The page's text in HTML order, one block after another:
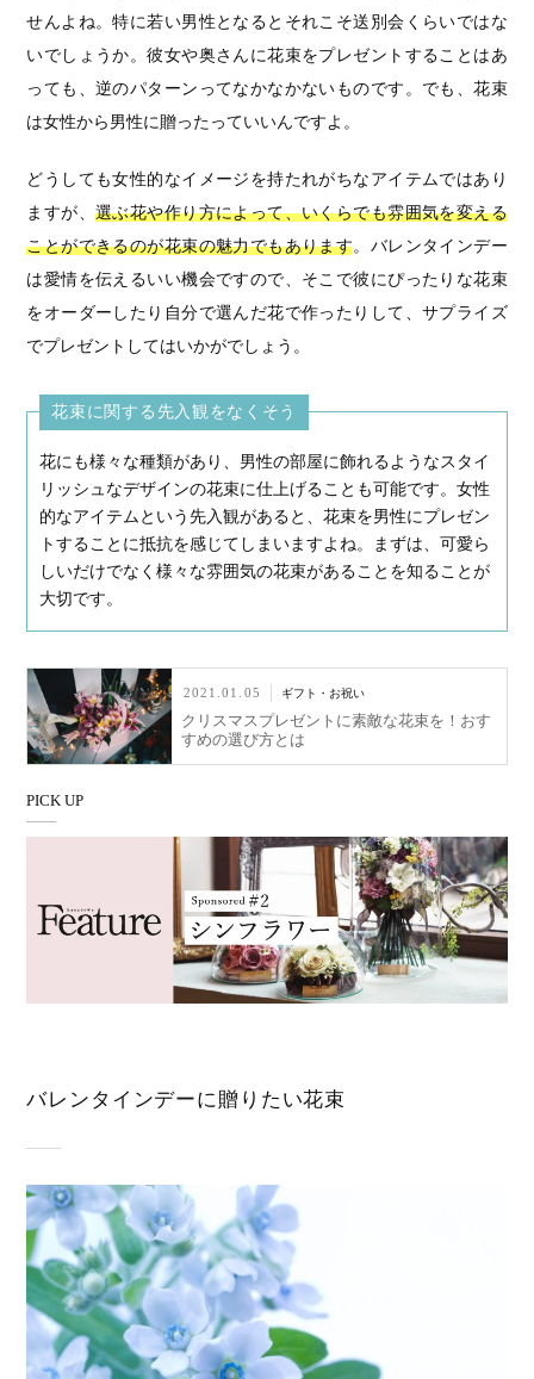
せんよね。特に若い男性となるとそれこそ送別会くらいではな
いでしょうか。彼女や奥さんに花束をプレゼントすることはあ
っても、逆のパターンってなかなかないものです。でも、花束
は女性から男性に贈ったっていいんですよ。
どうしても女性的なイメージを持たれがちなアイテムではあり
ますが、選ぶ花や作り方によって、いくらでも雰囲気を変える
ことができるのが花束の魅力でもあります。バレンタインデー
は愛情を伝えるいい機会ですので、そこで彼にぴったりな花束
をオーダーしたり自分で選んだ花で作ったりして、サプライズ
でプレゼントしてはいかがでしょう。
花束に関する先入観をなくそう
花にも様々な種類があり、男性の部屋に飾れるようなスタイ
リッシュなデザインの花束に仕上げることも可能です。女性
的なアイテムという先入観があると、花束を男性にプレゼン
トすることに抵抗を感じてしまいますよね。まずは、可愛ら
しいだけでなく様々な雰囲気の花束があることを知ることが
大切です。
2021.01.05 ギフト・お祝い
クリスマスプレゼントに素敵な花束を！おす
すめの選び方とは
PICK UP
バレンタインデーに贈りたい花束